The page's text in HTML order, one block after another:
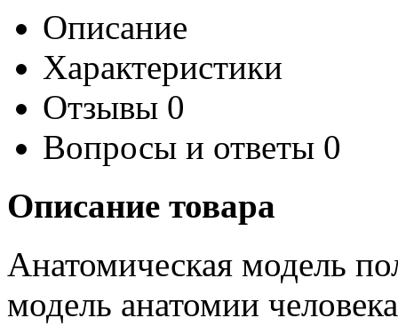
Описание
Характеристики
Отзывы 0
Вопросы и ответы 0
Описание товара
Анатомическая модель
модель анатомии